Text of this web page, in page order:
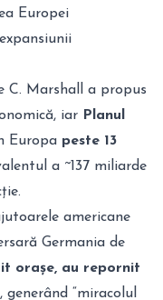
Europei
C. Marshall a propus
iar Planul
Europa peste 13
a ~137 miliarde
.
americane
Germania de
orașe, au repornit
, generând “miracolul